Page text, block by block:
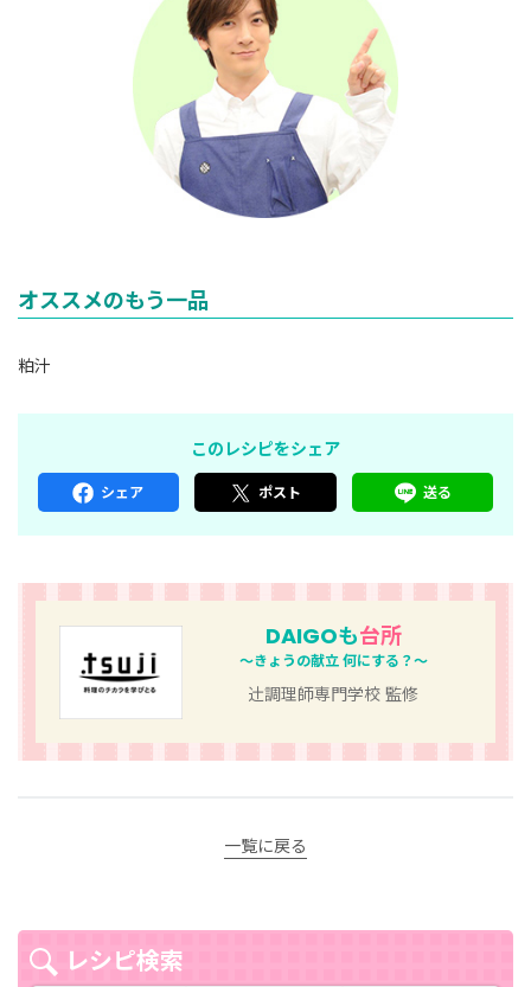
オススメのもう一品
粕汁
このレシピをシェア
シェア ポスト 送る
DAIGOも台所
～きょうの献立 何にする？～
辻󠄀調理師専門学校 監修
一覧に戻る
レシピ検索